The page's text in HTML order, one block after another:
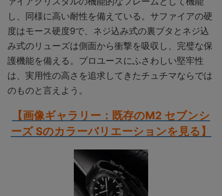
し、同様に高い耐性を備えている。サファイアの硬
度はモース硬度9で、ネジ込み式の裏ブタとネジ込
み式のリューズは側面から衝撃を吸収し、完璧な保
護機能を備える。プロユースにふさわしい堅牢性
は、実用性の高さを追求してきたチュチマならでは
のものと言えよう。
【画像ギャラリー：既存のM2 セブンシ
ーズ Sのカラーバリエーションを見る】